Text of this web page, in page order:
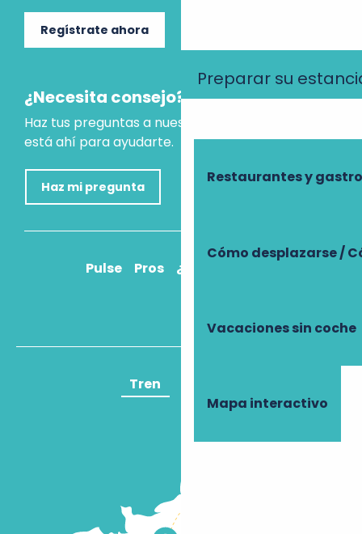
Preparar su
Restaurantes y
Cómo desplazarse /
Vacaciones sin coche
Mapa interactivo
Regístrate ahora
¿Necesita consejo?
Haz tus preguntas a nuestro asistente virtual, que
está ahí para ayudarte.
Haz mi pregunta
Pulse Pros ¿Cómo llegar?
Tren